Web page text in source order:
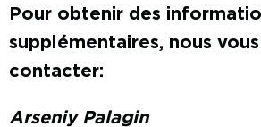
Pour obtenir des
supplémentaires, nous
contacter:
Arseniy Palagin